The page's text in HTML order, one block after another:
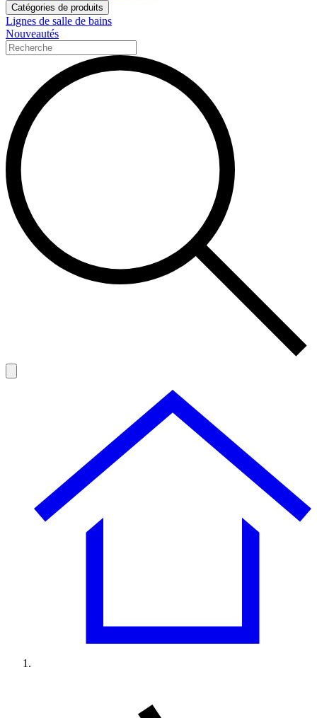
Catégories de produits
Lignes de salle de bains
Nouveautés